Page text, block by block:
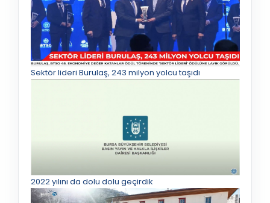
Sektör lideri Burulaş, 243 milyon yolcu taşıdı
2022 yılını da dolu dolu geçirdik